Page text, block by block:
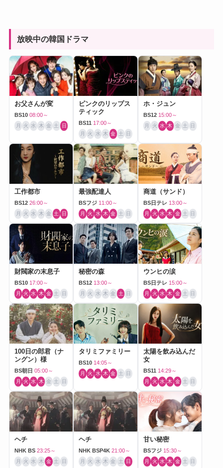
放映中の韓国ドラマ
お父さんが変
BS10 08:00～
月 火 水 木 金 土 日
ピンクのリップス
ティック
BS11 17:00～
月 火 水 木 金 土 日
ホ・ジュン
BS12 15:00～
月 火 水 木 金 土 日
工作都市
BS12 26:00～
月 火 水 木 金 土 日
最強配達人
BSフジ 11:00～
月 火 水 木 金 土 日
商道（サンド）
BS日テレ 13:00～
月 火 水 木 金 土 日
財閥家の末息子
BS10 17:00～
月 火 水 木 金 土 日
秘密の森
BS12 13:00～
月 火 水 木 金 土 日
ウンヒの涙
BS日テレ 15:00～
月 火 水 木 金 土 日
100日の郎君（ナ
ングン）様
BS朝日 05:00～
月 火 水 木 金 土 日
タリミファミリー
BS10 14:05～
月 火 水 木 金 土 日
太陽を飲み込んだ
女
BS11 14:29～
月 火 水 木 金 土 日
ヘチ
NHK BS 23:25～
月 火 水 木 金 土 日
ヘチ
NHK BSP4K 21:00～
月 火 水 木 金 土 日
甘い秘密
BSフジ 15:30～
月 火 水 木 金 土 日